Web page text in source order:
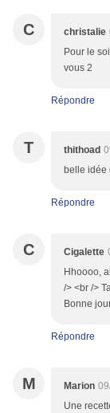
C christalie
Pour le
vous 2
Répondre
T thithoad
belle idée
Répondre
C Cigalette
Hhoooo,
/> <br />
Bonne
Répondre
M Marion
Une